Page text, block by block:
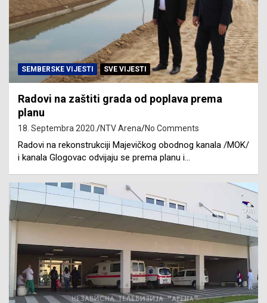
SEMBERSKE VIJESTI SVE VIJESTI
Radovi na zaštiti grada od poplava prema
planu
18. Septembra 2020. NTV Arena No Comments
Radovi na rekonstrukciji Majevičkog obodnog kanala /MOK/
i kanala Glogovac odvijaju se prema planu i…